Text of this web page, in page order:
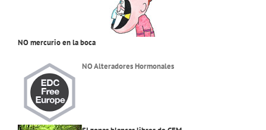
NO mercurio en la boca
NO Alteradores Hormonales